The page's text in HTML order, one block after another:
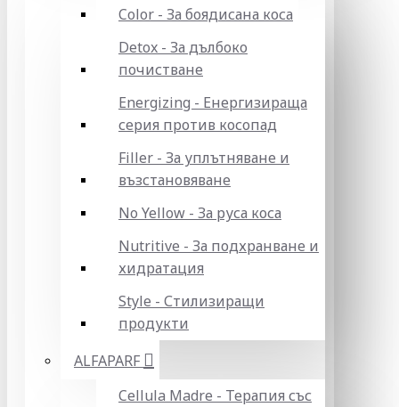
Color - За боядисана коса
Detox - За дълбоко
почистване
Energizing - Енергизираща
серия против косопад
Filler - За уплътняване и
възстановяване
No Yellow - За руса коса
Nutritive - За подхранване и
хидратация
Style - Стилизиращи
продукти
ALFAPARF
Cellula Madre - Терапия със